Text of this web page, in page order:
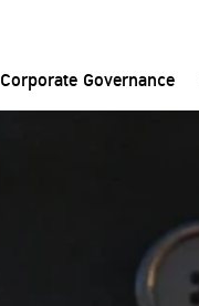
Corporate Governance